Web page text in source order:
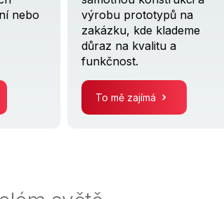
nebo
výrobu prototypů na
zakázku, kde klademe
důraz na kvalitu a
funkčnost.
To mě zajímá